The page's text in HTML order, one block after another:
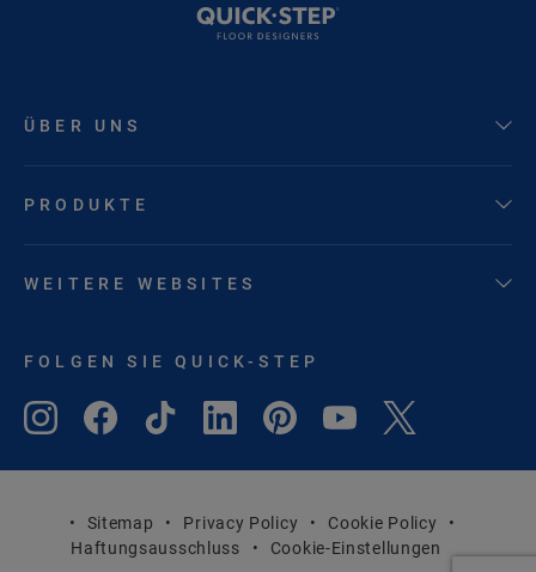
ÜBER UNS
PRODUKTE
WEITERE WEBSITES
FOLGEN SIE QUICK-STEP
Sitemap Privacy Policy
Cookie Policy
Haftungsausschluss
Cookie-Einstellungen